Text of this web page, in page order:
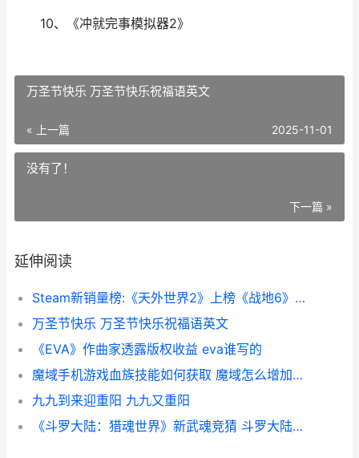
10、《冲就完事模拟器2》
万圣节快乐 万圣节快乐祝福语英文
« 上一篇 2025-11-01
没有了！
下一篇 »
延伸阅读
Steam新销量榜:《天外世界2》上榜《战地6》霸榜 steam销量榜第一
万圣节快乐 万圣节快乐祝福语英文
《EVA》作曲家透露版权收益 eva谁写的
魔域手机游戏血族技能如何获取 魔域怎么增加血量
九九到来迎重阳 九九又重阳
《斗罗大陆：猎魂世界》新武魂竞猜 斗罗大陆猎魂世界